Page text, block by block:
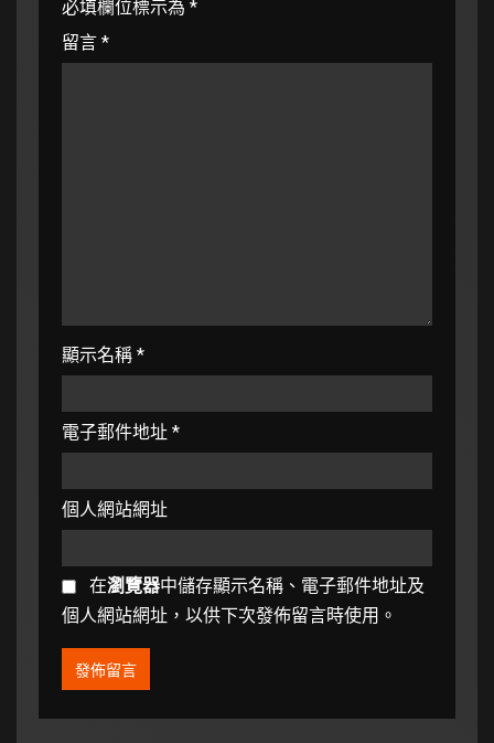
必填欄位標示為 *
留言 *
顯示名稱 *
電子郵件地址 *
個人網站網址
在瀏覽器中儲存顯示名稱、電子郵件地址及
個人網站網址，以供下次發佈留言時使用。